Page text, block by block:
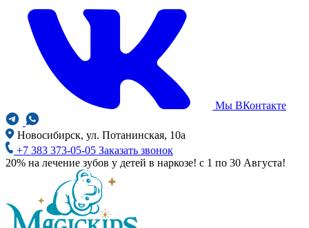
Мы ВКонтакте
Новосибирск, ул. Потанинская, 10а
+7 383 373-05-05 Заказать звонок
20% на лечение зубов у детей в наркозе! с 1 по 30 Августа!